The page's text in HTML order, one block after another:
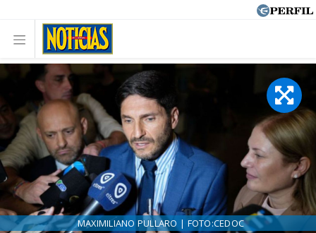
MAXIMILIANO PULLARO | FOTO:CEDOC